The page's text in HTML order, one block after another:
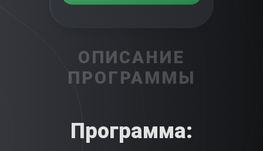
ОПИСАНИЕ
ПРОГРАММЫ
Программа: